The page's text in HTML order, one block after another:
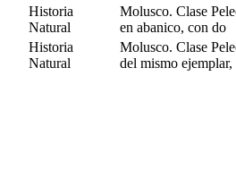
Historia
Natural
Molusco. Clase
en abanico, con do
Historia
Natural
Molusco. Clase
del mismo ejemplar,